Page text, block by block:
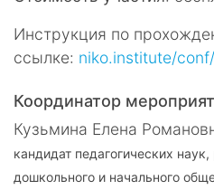
Инструкция по
ссылке: niko.institute/
Координатор
Кузьмина Елена
кандидат педагогических
дошкольного и начального